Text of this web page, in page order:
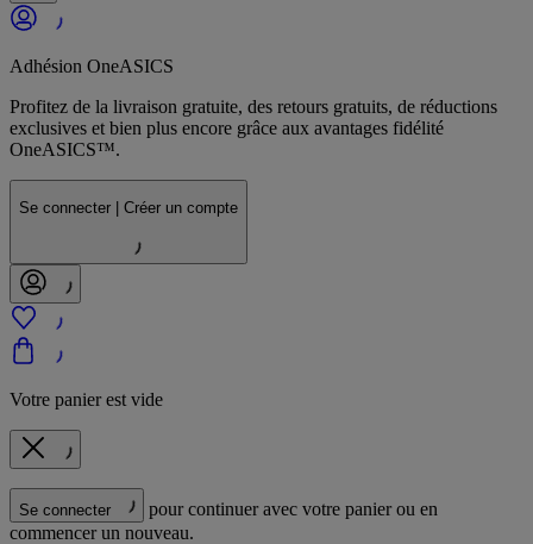
Adhésion OneASICS
Profitez de la livraison gratuite, des retours gratuits, de réductions
exclusives et bien plus encore grâce aux avantages fidélité
OneASICS™.
Se connecter | Créer un compte
Votre panier est vide
Se connecter
pour continuer avec votre panier ou en
commencer un nouveau.